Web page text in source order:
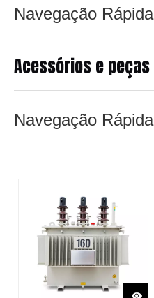
Navegação Rápida
Acessórios e peças
Navegação Rápida